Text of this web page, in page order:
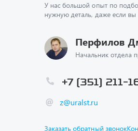
У нас большой опыт по
нужную деталь, даже если вы
Перфилов
Начальник отдела
z@uralst.ru
+7 (351) 211-
Заказать обратный звонок